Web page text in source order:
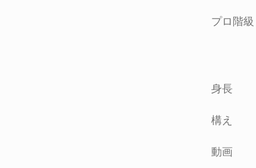
プロ階級
身長
構え
動画